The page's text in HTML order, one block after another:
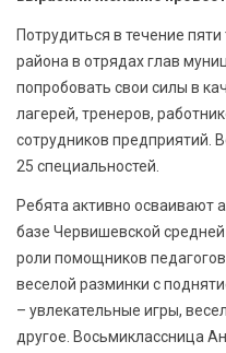
АРХИВ PDF
Потрудиться в течение
района в отрядах глав
попробовать свои силы в
лагерей, тренеров,
сотрудников предприятий.
25 специальностей.
Ребята активно осваивают
базе Червишевской
роли помощников
веселой разминки с
– увлекательные игры,
другое. Восьмиклассница